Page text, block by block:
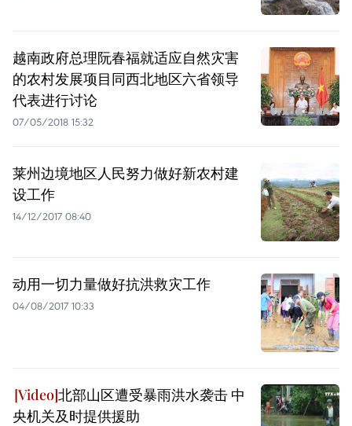
越南政府总理阮春福就适应自然灾害
的农村发展项目同西北地区六省领导
代表进行讨论
07/05/2018 15:32
莱州边境地区人民努力做好新农村建
设工作
14/12/2017 08:40
动用一切力量做好抗洪救灾工作
04/08/2017 10:33
北部山区遭受暴雨洪水袭击 中
央机关及时提供援助